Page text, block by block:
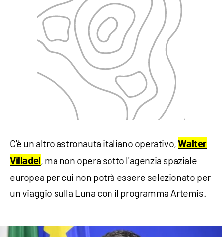
C'è un altro astronauta italiano operativo,Walter
Villadei, ma non opera sotto l'agenzia spaziale
europea per cui non potrà essere selezionato per
un viaggio sulla Luna con il programma Artemis.